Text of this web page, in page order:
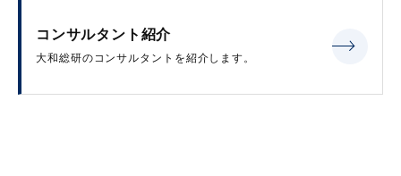
コンサルタント紹介
大和総研のコンサルタントを紹介します。